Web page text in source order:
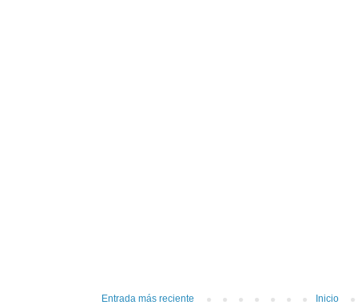
Entrada más reciente Inicio